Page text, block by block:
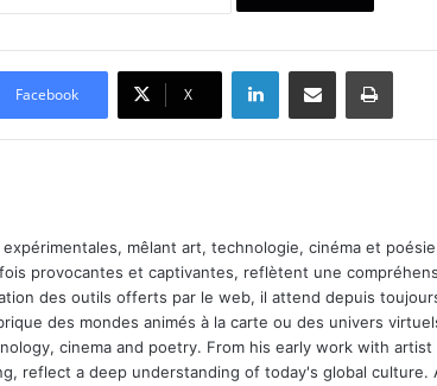
Facebook X
mêlant art, technologie, cinéma et
provocantes et captivantes, reflètent une
des outils offerts par le web, il attend depuis
des mondes animés à la carte ou des univers
cinema and poetry. From his early work with
reflect a deep understanding of today's global culture.